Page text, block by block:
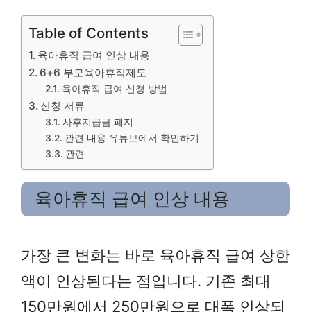
Table of Contents
육아휴직 급여 인상 내용
6+6 부모육아휴직제도
육아휴직 급여 신청 방법
신청 서류
사후지급금 폐지
관련 내용 유튜브에서 확인하기
관련
육아휴직 급여 인상 내용
가장 큰 변화는 바로 육아휴직 급여 상한
액이 인상된다는 점입니다. 기존 최대
150만원에서 250만원으로 대폭 인상되